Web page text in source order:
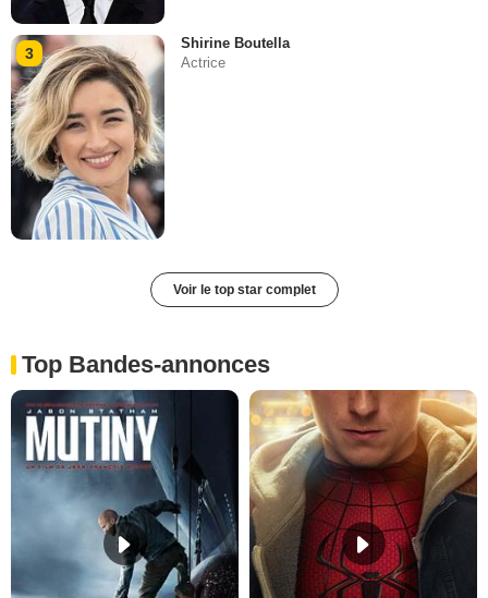
3
Shirine Boutella
Actrice
Voir le top star complet
Top Bandes-annonces